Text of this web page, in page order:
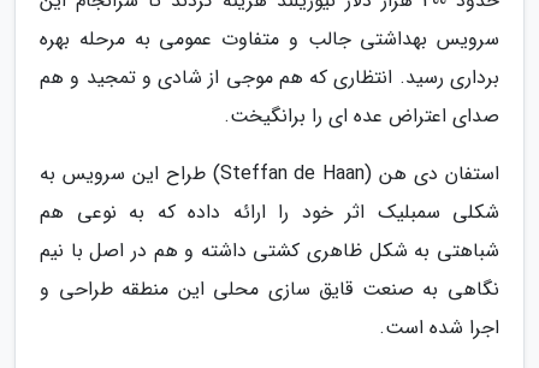
سرویس بهداشتی جالب و متفاوت عمومی به مرحله بهره
برداری رسید. انتظاری که هم موجی از شادی و تمجید و هم
صدای اعتراض عده ای را برانگیخت.
استفان دی هن (Steffan de Haan) طراح این سرویس به
شکلی سمبلیک اثر خود را ارائه داده که به نوعی هم
شباهتی به شکل ظاهری کشتی داشته و هم در اصل با نیم
نگاهی به صنعت قایق سازی محلی این منطقه طراحی و
اجرا شده است.